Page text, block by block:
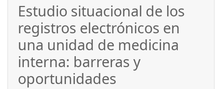
Estudio situacional de los
registros electrónicos en
una unidad de medicina
interna: barreras y
oportunidades